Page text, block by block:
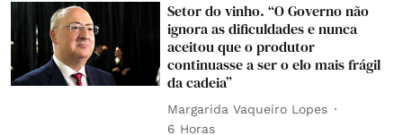
Setor do vinho. “O Governo não
ignora as dificuldades e nunca
aceitou que o produtor
continuasse a ser o elo mais frágil
da cadeia”
Margarida Vaqueiro Lopes
6 Horas